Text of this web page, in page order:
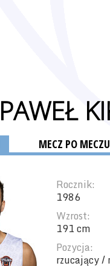
PAWEŁ
MECZ PO MECZU
Rocznik:
1986
Wzrost:
191 cm
Pozycja:
rzucający /